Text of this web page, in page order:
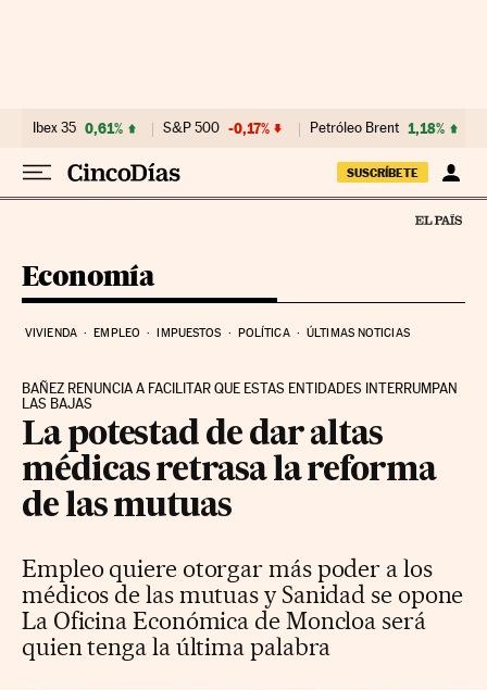
Ibex 35 0,61% S&P 500 -0,17% Petróleo Brent 1,18%
SUSCRÍBETE
Economía
VIVIENDA EMPLEO IMPUESTOS POLÍTICA ÚLTIMAS NOTICIAS
BAÑEZ RENUNCIA A FACILITAR QUE ESTAS ENTIDADES INTERRUMPAN
LAS BAJAS
La potestad de dar altas
médicas retrasa la reforma
de las mutuas
Empleo quiere otorgar más poder a los
médicos de las mutuas y Sanidad se opone
La Oficina Económica de Moncloa será
quien tenga la última palabra